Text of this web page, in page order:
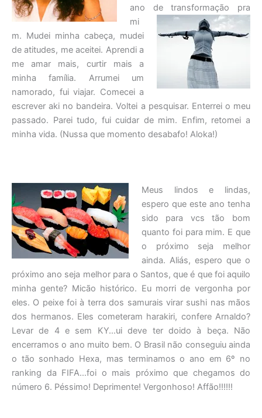
ano detransformação pra
mi
m. Mudei minha cabeça, mudei
de atitudes, me aceitei. Aprendi a
me amar mais, curtir mais a
minha família. Arrumei um
namorado, fui viajar. Comecei a
escrever aki no bandeira. Voltei a pesquisar. Enterrei o meu
passado. Parei tudo, fui cuidar de mim. Enfim, retomei a
minha vida. (Nussa que momento desabafo! Aloka!)
Meus lindos e lindas,
espero que este ano tenha
sido para vcs tão bom
quanto foi para mim. E que
o próximo seja melhor
ainda. Aliás, espero que o
próximo ano seja melhor para o Santos, que é que foi aquilo
minha gente? Micão histórico. Eu morri de vergonha por
eles. O peixe foi à terra dos samurais virar sushi nas mãos
dos hermanos. Eles cometeram harakiri, confere Arnaldo?
Levar de 4 e sem KY…ui deve ter doido à beça. Não
encerramos o ano muito bem. O Brasil não conseguiu ainda
o tão sonhado Hexa, mas terminamos o ano em 6º no
ranking da FIFA…foi o mais próximo que chegamos do
número 6. Péssimo! Deprimente! Vergonhoso! Affão!!!!!!